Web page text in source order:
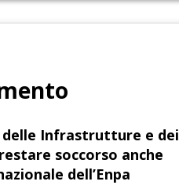
Infrastrutture e dei
soccorso anche
dell’Enpa